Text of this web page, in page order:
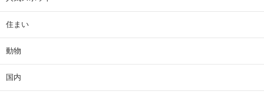
住まい
動物
国内